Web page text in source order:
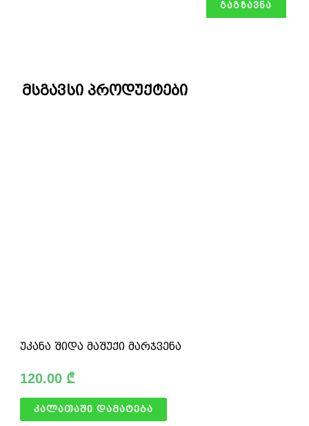
მსგავსი პროდუქტები
უკანა შიდა მაშუქი მარჯვენა
120.00 ₾
კალათაში დამატება